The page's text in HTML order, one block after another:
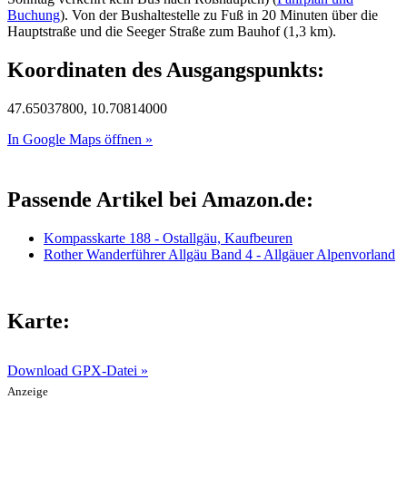
Buchung). Von der Bushaltestelle zu Fuß in 20 Minuten über die
Hauptstraße und die Seeger Straße zum Bauhof (1,3 km).
Koordinaten des Ausgangspunkts:
47.65037800, 10.70814000
In Google Maps öffnen »
Passende Artikel bei Amazon.de:
Kompasskarte 188 - Ostallgäu, Kaufbeuren
Rother Wanderführer Allgäu Band 4 - Allgäuer Alpenvorland
Karte:
Download GPX-Datei »
Anzeige